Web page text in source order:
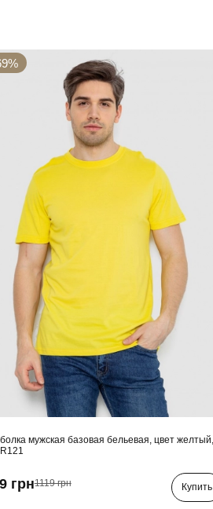
мужская базовая бельевая, цвет желтый,
грн1119 грн Купить